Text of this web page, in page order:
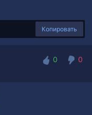
Копировать
0
0